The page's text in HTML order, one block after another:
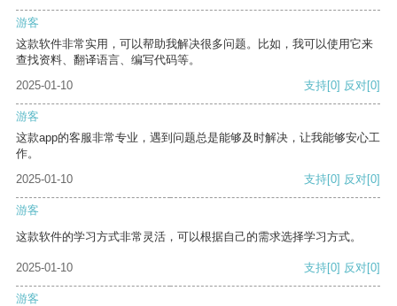
游客
这款软件非常实用，可以帮助我解决很多问题。比如，我可以使用它来
查找资料、翻译语言、编写代码等。
2025-01-10
支持[0] 反对[0]
游客
这款app的客服非常专业，遇到问题总是能够及时解决，让我能够安心工
作。
2025-01-10
支持[0] 反对[0]
游客
这款软件的学习方式非常灵活，可以根据自己的需求选择学习方式。
2025-01-10 支持[0] 反对[0]
游客